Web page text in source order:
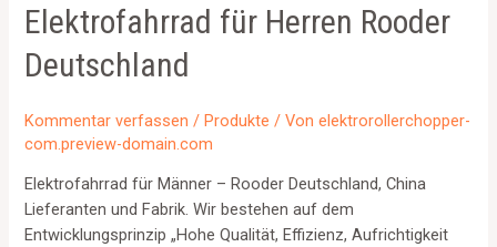
Elektrofahrrad für Herren Rooder
Deutschland
Kommentar verfassen /Produkte / Vonelektrorollerchopper-
com.preview-domain.com
Elektrofahrrad für Männer – Rooder Deutschland, China
Lieferanten und Fabrik. Wir bestehen auf dem
Entwicklungsprinzip „Hohe Qualität, Effizienz, Aufrichtigkeit